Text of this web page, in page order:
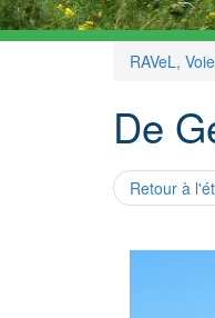
RAVeL,
De
Retour à